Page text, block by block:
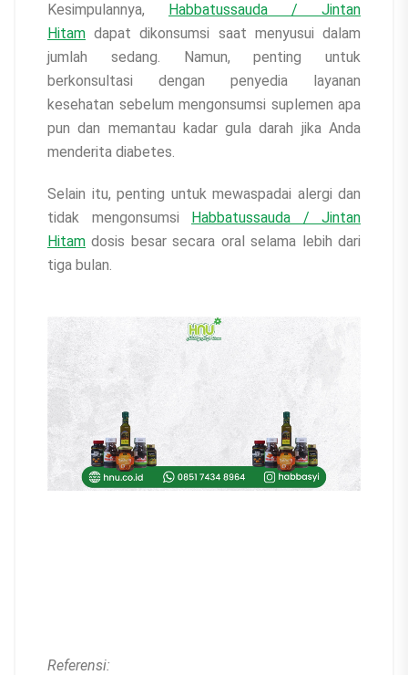
Kesimpulannya, Habbatussauda / Jintan
Hitam dapat dikonsumsi saat menyusui dalam
jumlah sedang. Namun, penting untuk
berkonsultasi dengan penyedia layanan
kesehatan sebelum mengonsumsi suplemen apa
pun dan memantau kadar gula darah jika Anda
menderita diabetes.
Selain itu, penting untuk mewaspadai alergi dan
tidak mengonsumsi Habbatussauda / Jintan
Hitam dosis besar secara oral selama lebih dari
tiga bulan.
Referensi: